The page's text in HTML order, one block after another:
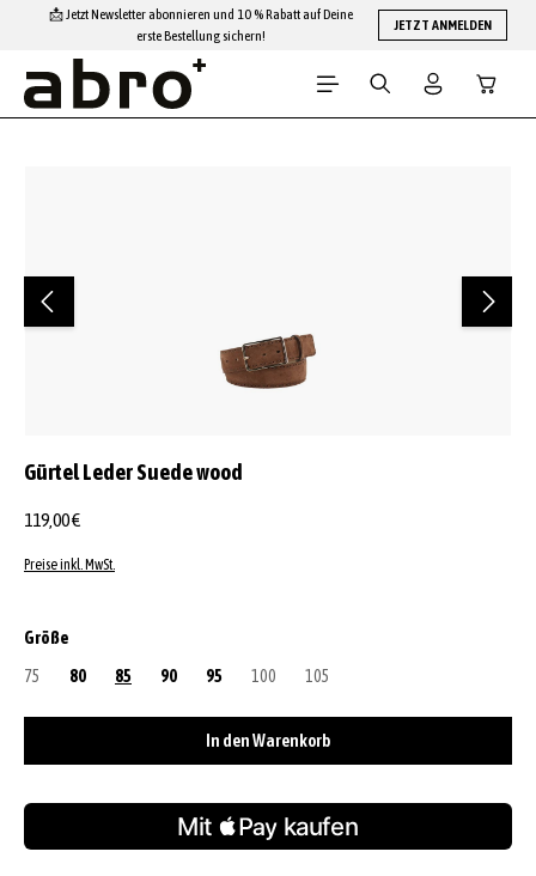
Zum Hauptinhalt springen
📩 Jetzt Newsletter abonnieren und 10 % Rabatt auf Deine
erste Bestellung sichern!
JETZT ANMELDEN
Gürtel Leder Suede wood
119,00 €
Preise inkl. MwSt.
Größe
75 (Diese Option ist zurzeit nicht verfügbar.)
80 85 90 95 100 (Diese Option ist zurzeit nicht verfügbar.)
105
In den Warenkorb